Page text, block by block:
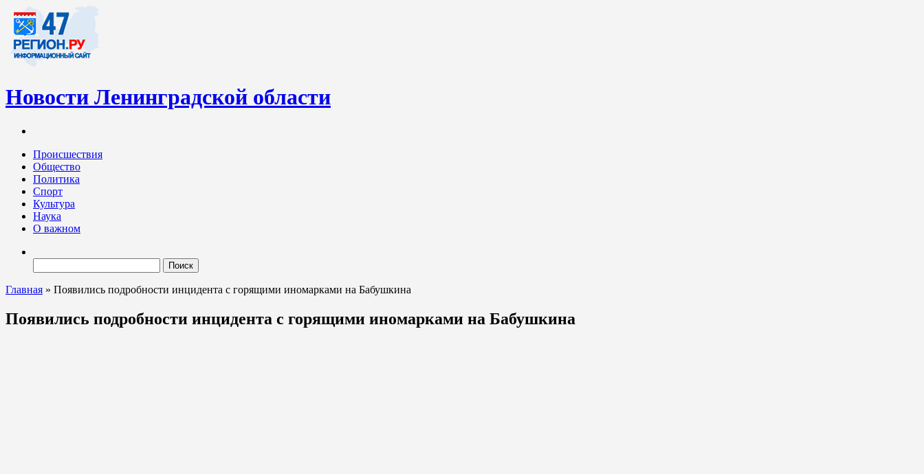
Новости Ленинградской области
Ленинградских новостей обновляется регулярно. Мы рассказываем о происходящем «в верхах» и о судьбах простых людях, о том, что касается каждого жителя Ленинградской области.
Происшествия
Общество
Политика
Спорт
Культура
Наука
О важном
Главная » Появились подробности инцидента с горящими иномарками на Бабушкина
Появились подробности инцидента с горящими иномарками на Бабушкина